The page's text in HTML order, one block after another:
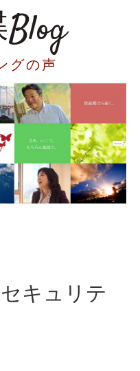
グの声
キュリテ